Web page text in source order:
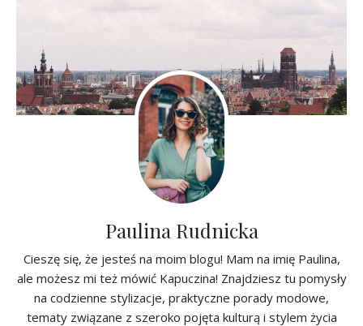
Paulina Rudnicka
Cieszę się, że jesteś na moim blogu! Mam na imię Paulina,
ale możesz mi też mówić Kapuczina! Znajdziesz tu pomysły
na codzienne stylizacje, praktyczne porady modowe,
tematy związane z szeroko pojęta kulturą i stylem życia